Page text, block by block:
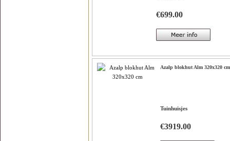
€699.00
Azalp blokhut Alm 320x320 cm
Tuinhuisjes
€3919.00